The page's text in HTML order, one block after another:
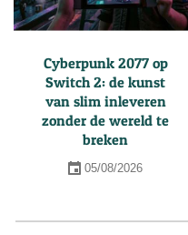
Cyberpunk 2077 op
Switch 2: de kunst
van slim inleveren
zonder de wereld te
breken
05/08/2026